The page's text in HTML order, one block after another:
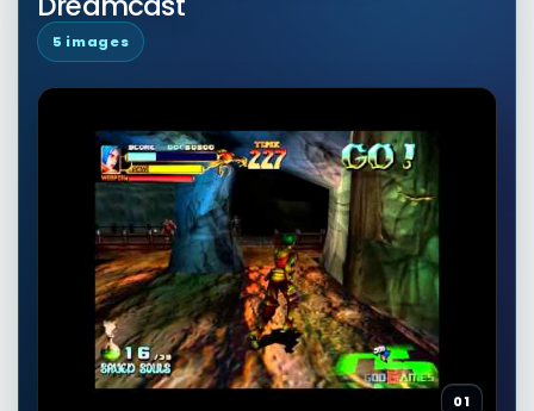
🎮
to Find them and Fight Them
32,03 EUR
🎮
RÉSULTAT RAKUTEN À VÉRIFIER
No Going Back - The Fight for
Turkeys Soul: The Insider Story of
The Upheaval in Turkey
Autres produits liés
31,76 EUR
Voir sur Rakuten →
5 images
01